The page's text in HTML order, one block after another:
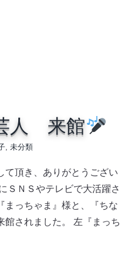
人 来館
未分類
て頂き、ありがとうござい
ＳＮＳやテレビで大活躍さ
まっちゃま』様と、『ちな
館されました。 左『まっち